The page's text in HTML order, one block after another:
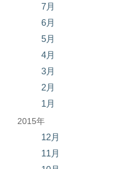
7月
6月
5月
4月
3月
2月
1月
2015年
12月
11月